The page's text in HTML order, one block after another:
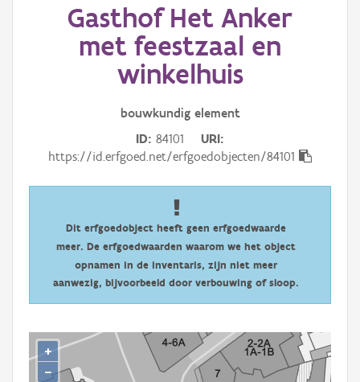
Erfgoedobject
Aanduidingsobject
Gebeurtenis
Downloads
Gasthof Het Anker
met feestzaal en
winkelhuis
bouwkundig element
ID 84101
URI
https://id.erfgoed.net/erfgoedobjecten/84101
Dit erfgoedobject heeft geen erfgoedwaarde
meer. De erfgoedwaarden waarom we het object
opnamen in de inventaris, zijn niet meer
aanwezig, bijvoorbeeld door verbouwing of sloop.
+
−